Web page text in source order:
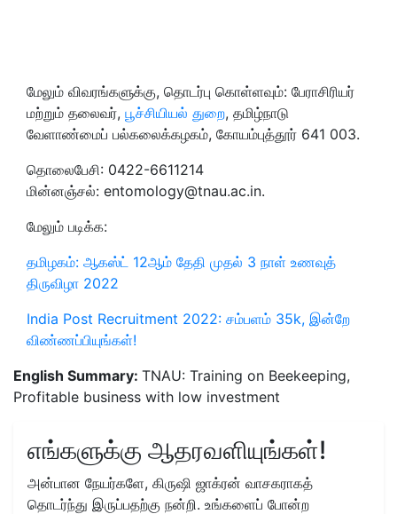
மேலும் விவரங்களுக்கு, தொடர்பு கொள்ளவும்: பேராசிரியர்
மற்றும் தலைவர், பூச்சியியல் துறை, தமிழ்நாடு
வேளாண்மைப் பல்கலைக்கழகம், கோயம்புத்தூர் 641 003.
தொலைபேசி: 0422-6611214
மின்னஞ்சல்: entomology@tnau.ac.in.
மேலும் படிக்க:
தமிழகம்: ஆகஸ்ட் 12ஆம் தேதி முதல் 3 நாள் உணவுத்
திருவிழா 2022
India Post Recruitment 2022: சம்பளம் 35k, இன்றே
விண்ணப்பியுங்கள்!
English Summary: TNAU: Training on Beekeeping,
Profitable business with low investment
எங்களுக்கு ஆதரவளியுங்கள்!
அன்பான நேயர்களே, கிருஷி ஜாக்ரன் வாசகராகத்
தொடர்ந்து இருப்பதற்கு நன்றி. உங்களைப் போன்ற